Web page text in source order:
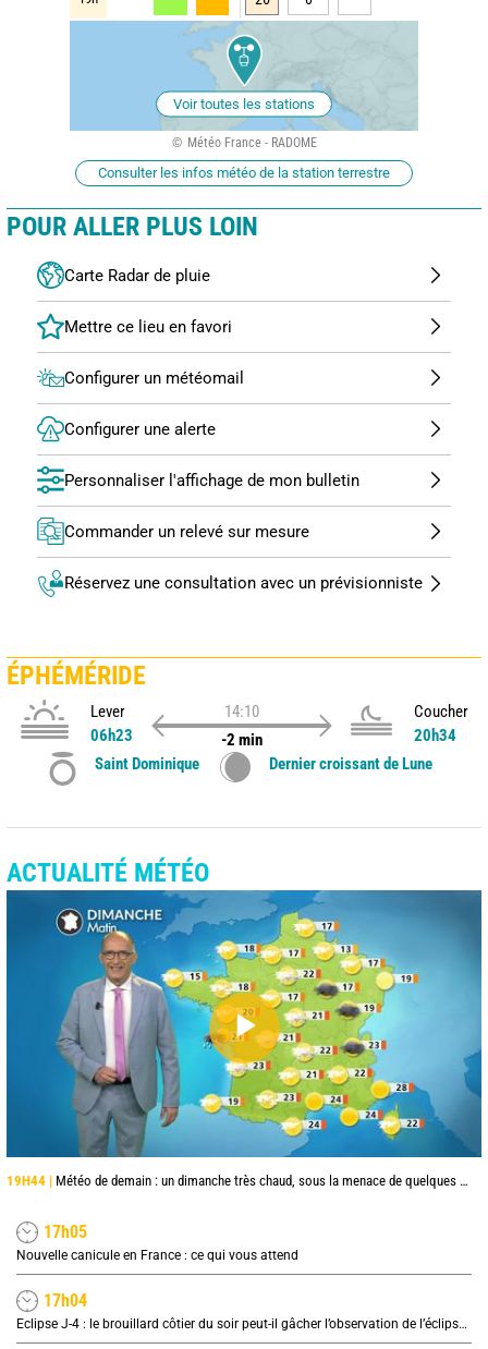
Voir toutes les stations
Météo France - RADOME
Consulter les infos météo de la station terrestre
POUR ALLER PLUS LOIN
Carte Radar de pluie
Configurer un météomail
Configurer une alerte
Personnaliser l'affichage de mon bulletin
Commander un relevé sur mesure
Réservez une consultation avec un prévisionniste
ÉPHÉMÉRIDE
Lever
06h23
14:10
-2 min
Coucher
20h34
Saint Dominique
Dernier croissant de Lune
ACTUALITÉ MÉTÉO
19H44 | Météo de demain : un dimanche très chaud, sous la menace de quelques orages
17h05
Nouvelle canicule en France : ce qui vous attend
17h04
Eclipse J-4 : le brouillard côtier du soir peut-il gâcher l’observation de l’éclipse à la plage ?